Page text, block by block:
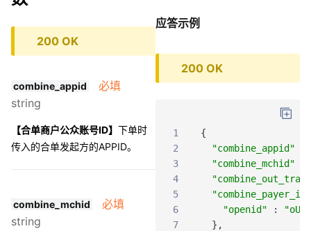
200 OK
combine_appid
必填
string
【合单商户公众账号ID】 下单时
传入的合单发起方的APPID。
combine_mchid
必填
string
应答示例
200 OK
1
{
2
"combine_appid"
3
"combine_mchid"
4
5
6
"openid" :
7
} ,